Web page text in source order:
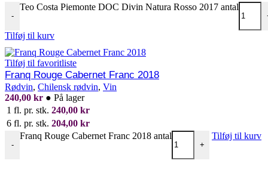
-
Teo Costa Piemonte DOC Divin Natura Rosso 2017 antal
Tilføj til kurv
Tilføj til favoritliste
Franq Rouge Cabernet Franc 2018
Rødvin, Chilensk rødvin, Vin
240,00 kr ● På lager
1 fl. pr. stk. 240,00 kr
6 fl. pr. stk. 204,00 kr
-
Franq Rouge Cabernet Franc 2018 antal
+
Tilføj til kurv